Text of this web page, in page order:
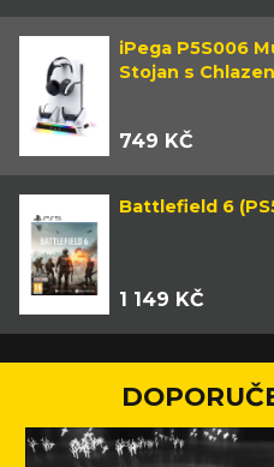
iPega P5S006
Stojan s
749 KČ
Battlefield 6
1 149 KČ